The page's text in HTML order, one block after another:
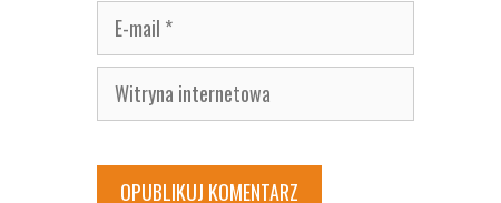
E-
mail
Witryna
internetowa